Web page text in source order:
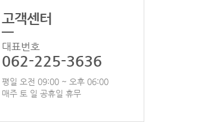
고객센터
대표번호
062-225-3636
평일 오전 09:00 ~ 오후 06:00
매주 토 일 공휴일 휴무